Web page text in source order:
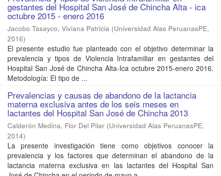
gestantes del Hospital San José de Chincha Alta - ica
octubre 2015 - enero 2016
Jacobo Tasayco, Viviana Patricia (Universidad Alas PeruanasPE,
2016)
El presente estudio fue planteado con el objetivo determinar la
prevalencia y tipos de Violencia Intrafamiliar en gestantes del
Hospital San José de Chincha Alta-Ica octubre 2015-enero 2016.
Metodología: El tipo de ...
Prevalencias y causas de abandono de la lactancia
materna exclusiva antes de los seis meses en
lactantes del Hospital San José de Chincha 2013
Calderón Medina, Flor Del Pilar (Universidad Alas PeruanasPE,
2014)
La presente investigación tiene como objetivos conocer la
prevalencia y los factores que determinan el abandono de la
lactancia materna exclusiva en las lactantes del Hospital San